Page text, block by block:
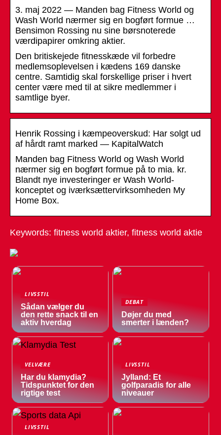
3. maj 2022 — Manden bag Fitness World og
Wash World nærmer sig en bogført formue …
Bensimon Rossing nu sine børsnoterede
værdipapirer omkring aktier.
Den britiskejede fitnesskæde vil forbedre
medlemsoplevelsen i kædens 169 danske
centre. Samtidig skal forskellige priser i hvert
center være med til at sikre medlemmer i
samtlige byer.
Henrik Rossing i kæmpeoverskud: Har solgt ud
af hårdt ramt marked — KapitalWatch
Manden bag Fitness World og Wash World
nærmer sig en bogført formue på to mia. kr.
Blandt nye investeringer er Wash World-
konceptet og iværksættervirksomheden My
Home Box.
Keywords: fitness world aktier, fitness world aktie
LIVSSTIL
Sådan vælger du
den rette snack til en
aktiv hverdag
DEBAT
Døjer du med
smerter i lænden?
VELVÆRE
Har du klamydia?
Tidspunktet for den
rigtige test
LIVSSTIL
Jylland: Et
golfparadis for alle
niveauer
LIVSSTIL